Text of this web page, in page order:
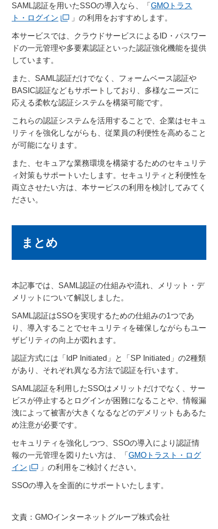
SAML認証を用いたSSOの導入なら、「 GMOトラス
ト・ログイン
」の利用をおすすめします。
本サービスでは、クラウドサービスによるID・パスワー
ドの一元管理や多要素認証といった認証強化機能を提供
しています。
また、SAML認証だけでなく、フォームベース認証や
BASIC認証などもサポートしており、多様なニーズに
応える柔軟な認証システムを構築可能です。
これらの認証システムを活用することで、企業はセキュ
リティを強化しながらも、従業員の利便性を高めること
が可能になります。
また、セキュアな業務環境を構築するためのセキュリテ
ィ対策もサポートいたします。セキュリティと利便性を
両立させたい方は、本サービスの利用を検討してみてく
ださい。
まとめ
本記事では、SAML認証の仕組みや流れ、メリット・デ
メリットについて解説しました。
SAML認証はSSOを実現するための仕組みの1つであ
り、導入することでセキュリティを確保しながらもユー
ザビリティの向上が図れます。
認証方式には「IdP Initiated」と「SP Initiated」の2種類
があり、それぞれ異なる方法で認証を行います。
SAML認証を利用したSSOはメリットだけでなく、サー
ビスが停止するとログインが困難になることや、情報漏
洩によって被害が大きくなるなどのデメリットもあるた
め注意が必要です。
セキュリティを強化しつつ、SSOの導入により認証情
報の一元管理を図りたい方は、「 GMOトラスト・ログ
イン
」の利用をご検討ください。
SSOの導入を全面的にサポートいたします。
文責：GMOインターネットグループ株式会社